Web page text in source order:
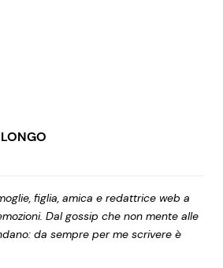
figlia, amica e redattrice web a
Dal gossip che non mente alle
da sempre per me scrivere è